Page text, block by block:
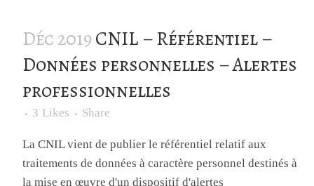
Déc 2019CNIL – Référentiel –
Données personnelles – Alertes
professionnelles
3 Likes Share
La CNIL vient de publier le référentiel relatif aux
traitements de données à caractère personnel destinés à
la mise en œuvre d'un dispositif d'alertes